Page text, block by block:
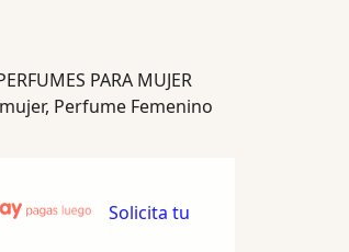
PARA MUJER
, Perfume Femenino
Solicita tu